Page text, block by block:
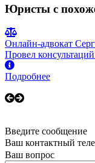
Юристы с
Онлайн-адвокат
Провел
Подробнее
Введите сообщение
Ваш контактный
Ваш вопрос